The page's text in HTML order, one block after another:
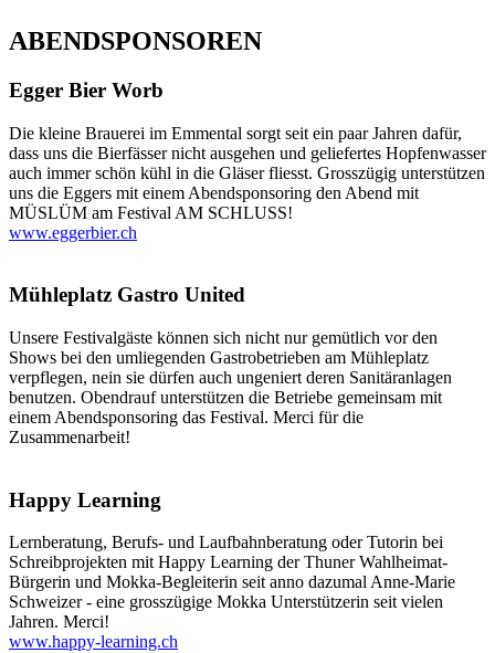
ABENDSPONSOREN
Egger Bier Worb
Die kleine Brauerei im Emmental sorgt seit ein paar Jahren dafür,
dass uns die Bierfässer nicht ausgehen und geliefertes Hopfenwasser
auch immer schön kühl in die Gläser fliesst. Grosszügig unterstützen
uns die Eggers mit einem Abendsponsoring den Abend mit
MÜSLÜM am Festival AM SCHLUSS!
www.eggerbier.ch
Mühleplatz Gastro United
Unsere Festivalgäste können sich nicht nur gemütlich vor den
Shows bei den umliegenden Gastrobetrieben am Mühleplatz
verpflegen, nein sie dürfen auch ungeniert deren Sanitäranlagen
benutzen. Obendrauf unterstützen die Betriebe gemeinsam mit
einem Abendsponsoring das Festival. Merci für die
Zusammenarbeit!
Happy Learning
Lernberatung, Berufs- und Laufbahnberatung oder Tutorin bei
Schreibprojekten mit Happy Learning der Thuner Wahlheimat-
Bürgerin und Mokka-Begleiterin seit anno dazumal Anne-Marie
Schweizer - eine grosszügige Mokka Unterstützerin seit vielen
Jahren. Merci!
www.happy-learning.ch